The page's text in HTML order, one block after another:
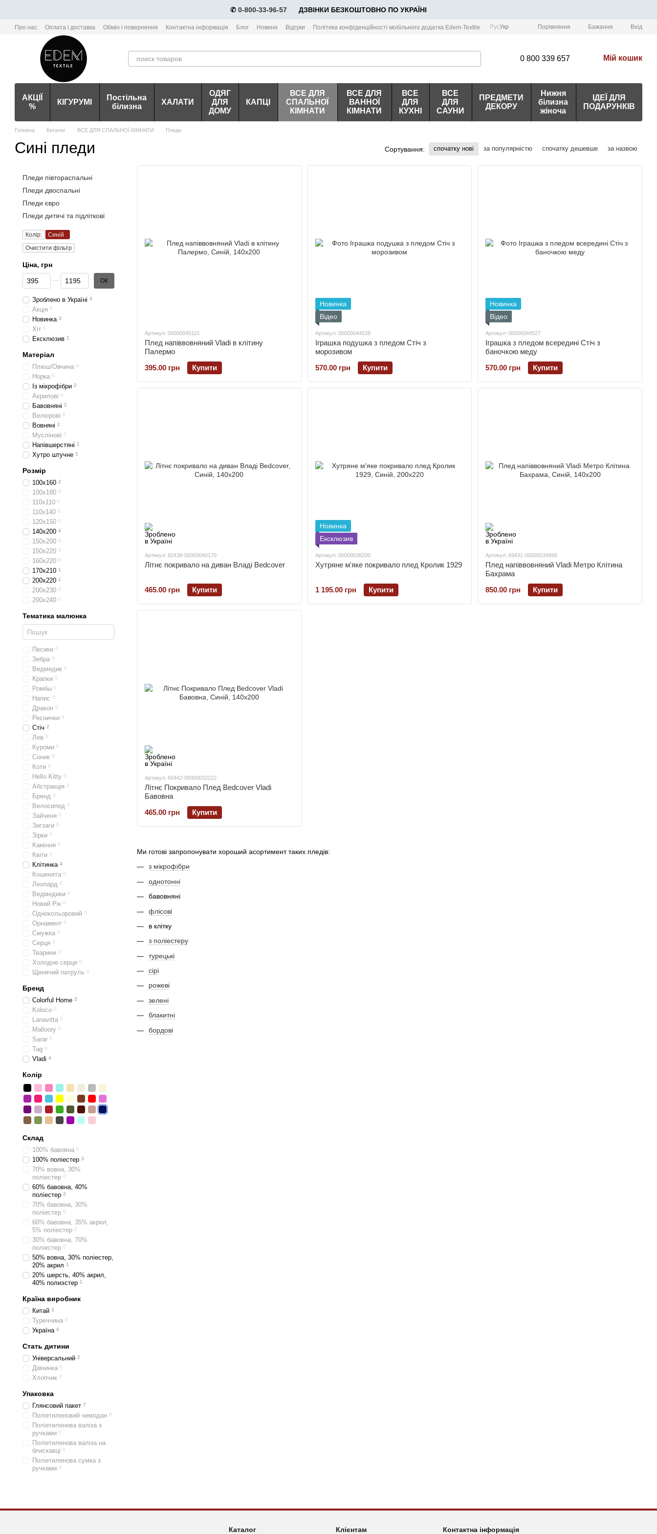
✆ 0-800-33-96-57 ⠀⠀ДЗВІНКИ БЕЗКОШТОВНО ПО УКРАЇНІ
Про нас Оплата і доставка Обмін і повернення Контактна інформація Блог Новини Відгуки Політика конфіденційності мобільного додатка Edem-Textile РусУкр Порівняння Бажання Вхід
0 800 339 657 Мій кошик
АКЦІЇ
%
КІГУРУМІ
Постільна
білизна
ХАЛАТИ
ОДЯГ
ДЛЯ
ДОМУ
КАПЦІ
ВСЕ ДЛЯ
СПАЛЬНОЇ
КІМНАТИ
ВСЕ ДЛЯ
ВАННОЇ
КІМНАТИ
ВСЕ
ДЛЯ
КУХНІ
ВСЕ
ДЛЯ
САУНИ
ПРЕДМЕТИ
ДЕКОРУ
Нижня
білизна
жіноча
ІДЕЇ ДЛЯ
ПОДАРУНКІВ
Головна Каталог ВСЕ ДЛЯ СПАЛЬНОЇ КІМНАТИ Пледи
Сині пледи Сортування: спочатку нові за популярністю спочатку дешевше за назвою
Ми готові запропонувати хороший асортимент таких пледів:
з мікрофібри
однотонні
бавовняні
флісові
в клітку
з поліестеру
турецькі
сірі
рожеві
зелені
блакитні
бордові
Артикул: 00000045115
Плед напіввовняний Vladi в клітину
Палермо
395.00 грн
Купити
Новинка
Відео
Артикул: 00000044528
Іграшка подушка з пледом Стіч з
морозивом
570.00 грн
Купити
Новинка
Відео
Артикул: 00000044527
Іграшка з пледом всередині Стіч з
баночкою меду
570.00 грн
Купити
Артикул: 82438-00000040170
Літнє покривало на диван Владі Bedcover
465.00 грн Купити
Новинка
Ексклюзив
Артикул: 00000038200
Хутряне м'яке покривало плед Кролик 1929
1 195.00 грн Купити
Артикул: 69431-00000034696
Плед напіввовняний Vladi Метро Клітина
Бахрама
850.00 грн
Купити
Артикул: 60442-00000032222
Літнє Покривало Плед Bedcover Vladi
Бавовна
465.00 грн
Купити
Пледи півтораспальні
Пледи двоспальні
Пледи євро
Пледи дитячі та підліткові
Колір:
Синій
Очистити фільтр
Цiна, грн
Від Цiна, грн
До Цiна, грн ОК
Зроблено в Україні 3
Акція 0
Новинка 3
Хіт 0
Ексклюзив 1
Матеріал
Плюш/Овчина 0
Норка 0
Із мікрофібри 2
Акрилові 0
Бавовняні 2
Велюрові 0
Вовняні 1
Муслінові 0
Напівшерстяні 1
Хутро штучне 1
Розмір
100х160 2
100х180 0
110х110 0
110х140 0
120х150 0
140х200 4
150х200 0
150х220 0
160х220 0
170х210 1
200х220 1
200х230 0
200х240 0
Тематика малюнка
Песики 0
Зебра 0
Ведмедик 0
Крапки 0
Ромбы 0
Напис 0
Дракон 0
Реснички 0
Стіч 2
Лев 0
Куроми 0
Соник 0
Коти 0
Hello Kitty 0
Абстракція 0
Бренд 0
Велосипед 0
Зайченя 0
Зигзаги 0
Зірки 0
Каміння 0
Квіти 0
Клітинка 4
Кошенята 0
Леопард 0
Ведмедики 0
Новий Рік 0
Однокольоровий 0
Орнамент 0
Смужка 0
Серця 0
Тварини 0
Холодне серце 0
Щенячий патруль 0
Бренд
Colorful Home 3
Koloco 0
Lanavitta 0
Malloory 0
Sarar 0
Tag 0
Vladi 4
Колір
Склад
100% бавовна 0
100% поліестер 3
70% вовна, 30%
поліестер 0
60% бавовна, 40%
поліестер 2
70% бавовна, 30%
поліестер 0
60% бавовна, 35% акрил,
5% поліестер 0
30% бавовна, 70%
поліестер 0
50% вовна, 30% поліестер,
20% акрил 1
20% шерсть, 40% акрил,
40% полиэстер 1
Країна виробник
Китай 3
Туреччина 0
Україна 4
Стать дитини
Універсальний 2
Дівчинка 0
Хлопчик 0
Упаковка
Глянсовий пакет 7
Поліетиленовий чемодан 0
Поліетиленова валіза з
ручками 0
Поліетиленова валіза на
блискавці 0
Поліетиленова сумка з
ручками 0
Каталог Клієнтам Контактна інформація